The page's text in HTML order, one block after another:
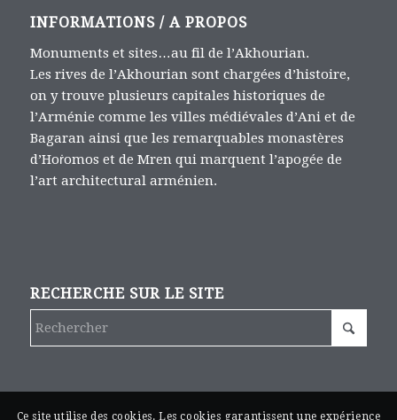
INFORMATIONS / A PROPOS
Monuments et sites…au fil de l’Akhourian.
Les rives de l’Akhourian sont chargées d’histoire,
on y trouve plusieurs capitales historiques de
l’Arménie comme les villes médiévales d’Ani et de
Bagaran ainsi que les remarquables monastères
d’Hoṙomos et de Mren qui marquent l’apogée de
l’art architectural arménien.
RECHERCHE SUR LE SITE
Ce site utilise des cookies. Les cookies garantissent une expérience